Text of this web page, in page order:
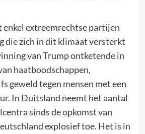
enkel extreemrechtse partijen
die zich in dit klimaat versterkt
van Trump ontketende in
haatboodschappen,
geweld tegen mensen met een
In Duitsland neemt het aantal
sinds de opkomst van
explosief toe. Het is in